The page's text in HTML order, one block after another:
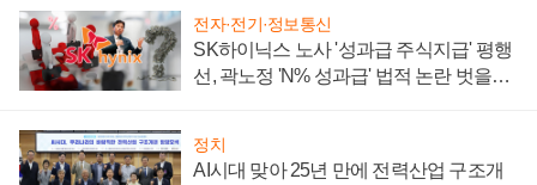
전자·전기·정보통신
SK하이닉스 노사 '성과급 주식지급' 평행
선, 곽노정 'N% 성과급' 법적 논란 벗을지
정치
AI시대 맞아 25년 만에 전력산업 구조개